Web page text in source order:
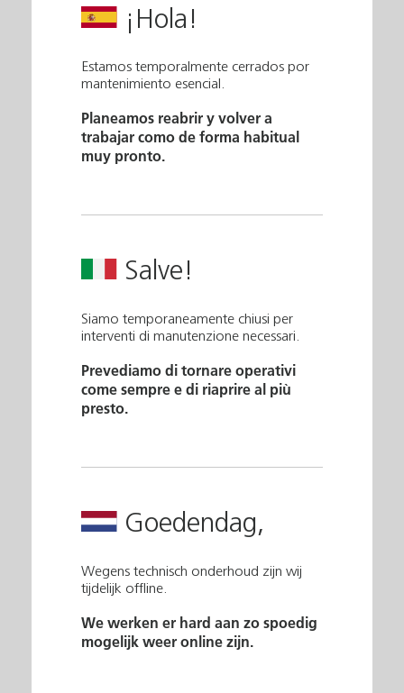
¡Hola!
Estamos temporalmente cerrados por
mantenimiento esencial.
Planeamos reabrir y volver a
trabajar como de forma habitual
muy pronto.
Salve!
Siamo temporaneamente chiusi per
interventi di manutenzione necessari.
Prevediamo di tornare operativi
come sempre e di riaprire al più
presto.
Goedendag,
Wegens technisch onderhoud zijn wij
tijdelijk offline.
We werken er hard aan zo spoedig
mogelijk weer online zijn.